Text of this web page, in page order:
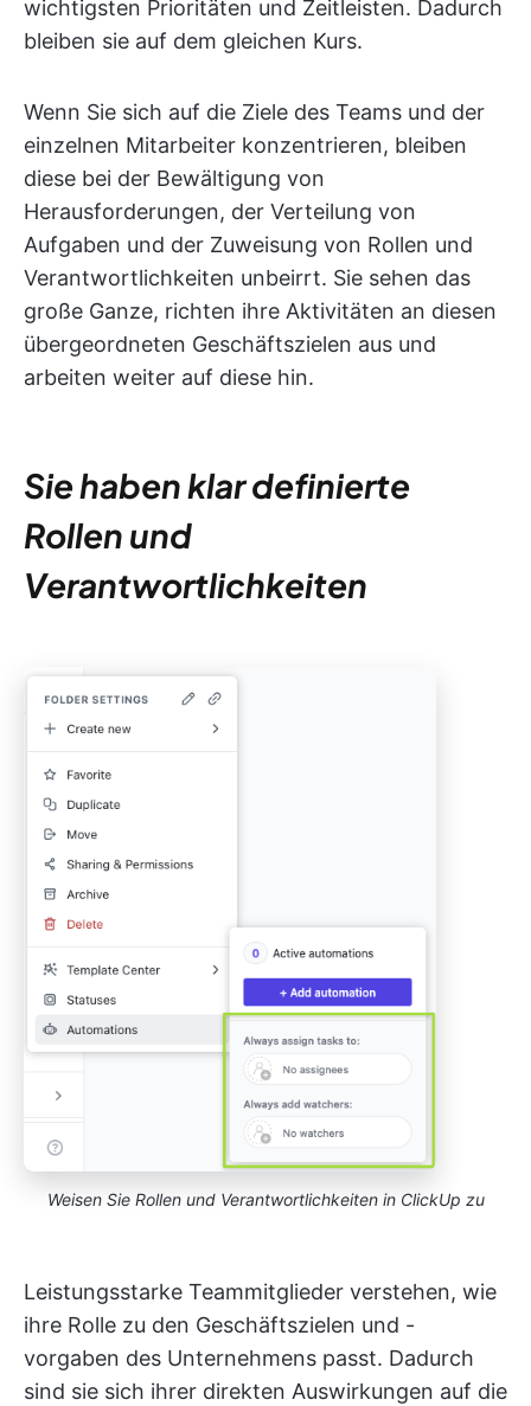
wichtigsten Prioritäten und Zeitleisten. Dadurch
bleiben sie auf dem gleichen Kurs.
Wenn Sie sich auf die Ziele des Teams und der
einzelnen Mitarbeiter konzentrieren, bleiben
diese bei der Bewältigung von
Herausforderungen, der Verteilung von
Aufgaben und der Zuweisung von Rollen und
Verantwortlichkeiten unbeirrt. Sie sehen das
große Ganze, richten ihre Aktivitäten an diesen
übergeordneten Geschäftszielen aus und
arbeiten weiter auf diese hin.
Sie haben klar definierte
Rollen und
Verantwortlichkeiten
Weisen Sie Rollen und Verantwortlichkeiten in ClickUp zu
Leistungsstarke Teammitglieder verstehen, wie
ihre Rolle zu den Geschäftszielen und -
vorgaben des Unternehmens passt. Dadurch
sind sie sich ihrer direkten Auswirkungen auf die